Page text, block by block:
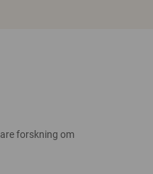
forskning om